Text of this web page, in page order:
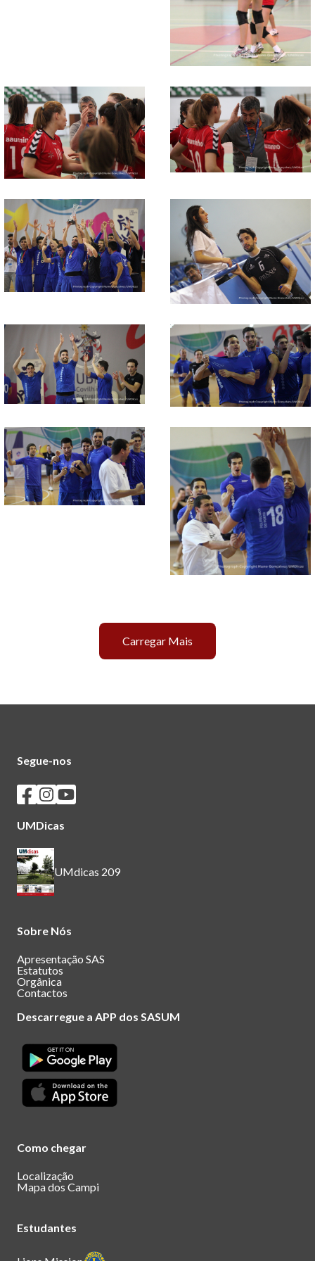
Carregar Mais
Segue-nos
Seguir os SASUM no Facebook
Seguir os SASUM no Instagram
Seguir os SASUM no Youtube
UMDicas
UMdicas 209
Sobre Nós
Apresentação SAS
Estatutos
Orgânica
Contactos
Descarregue a APP dos SASUM
Como chegar
Localização
Mapa dos Campi
Estudantes